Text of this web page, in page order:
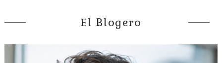
El Blogero